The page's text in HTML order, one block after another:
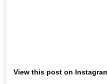
View this post on